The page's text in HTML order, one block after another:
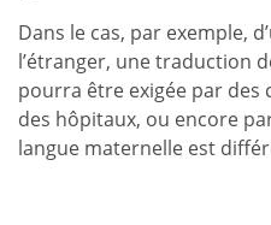
Dans le cas, par exemple,
l’étranger, une traduction
pourra être exigée par des
des hôpitaux, ou encore
langue maternelle est